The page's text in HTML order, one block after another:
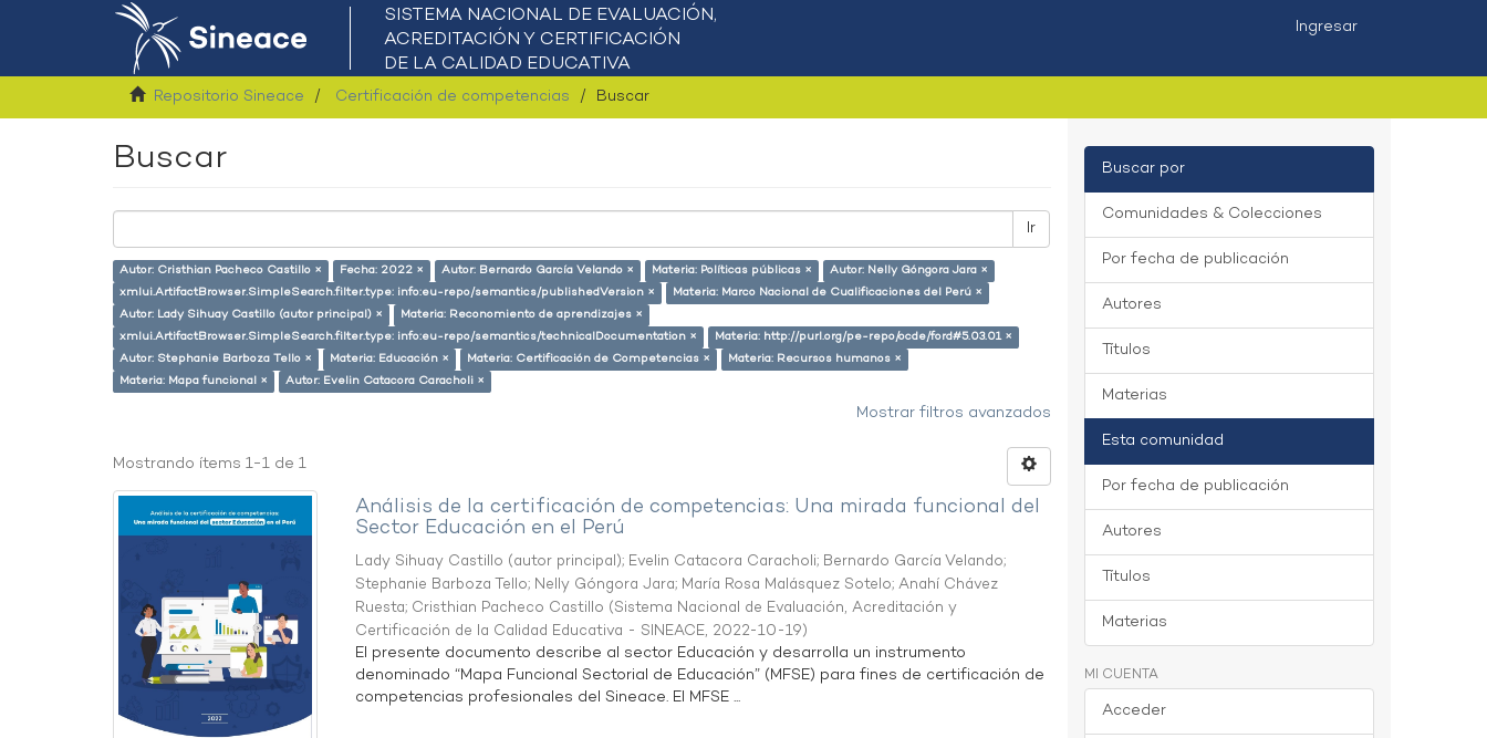
Ingresar
Repositorio Sineace Certificación de competencias Buscar
Buscar
Ir
Autor: Cristhian Pacheco Castillo × Fecha: 2022 × Autor: Bernardo García Velando × Materia: Políticas públicas ×
Autor: Nelly Góngora Jara ×
xmlui.ArtifactBrowser.SimpleSearch.filter.type: info:eu-repo/semantics/publishedVersion ×
Materia: Marco Nacional de Cualificaciones del Perú ×
Autor: Lady Sihuay Castillo (autor principal) ×
Materia: Reconomiento de aprendizajes ×
xmlui.ArtifactBrowser.SimpleSearch.filter.type: info:eu-repo/semantics/technicalDocumentation ×
Materia: http://purl.org/pe-repo/ocde/ford#5.03.01 ×
Autor: Stephanie Barboza Tello ×
Materia: Educación × Materia: Certificación de Competencias ×
Materia: Recursos humanos ×
Materia: Mapa funcional ×
Autor: Evelin Catacora Caracholi ×
Mostrar filtros avanzados
Mostrando ítems 1-1 de 1
Análisis de la certificación de competencias: Una mirada funcional del
Sector Educación en el Perú
Lady Sihuay Castillo (autor principal); Evelin Catacora Caracholi; Bernardo García Velando;
Stephanie Barboza Tello; Nelly Góngora Jara; María Rosa Malásquez Sotelo;Anahí Chávez
Ruesta; Cristhian Pacheco Castillo (Sistema Nacional de Evaluación, Acreditación y
Certificación de la Calidad Educativa - SINEACE, 2022-10-19)
El presente documento describe al sector Educación y desarrolla un instrumento
denominado “Mapa Funcional Sectorial de Educación” (MFSE) para fines de certificación de
competencias profesionales del Sineace. El MFSE ...
Buscar por
Comunidades & Colecciones
Por fecha de publicación
Autores
Títulos
Materias
Esta comunidad
Por fecha de publicación
Autores
Títulos
Materias
MI CUENTA
Acceder